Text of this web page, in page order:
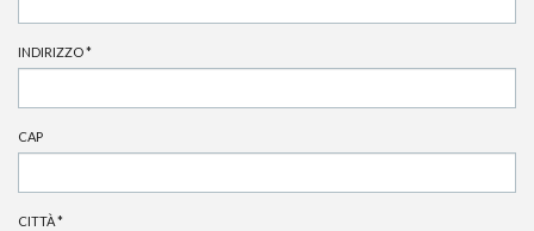
INDIRIZZO*
CAP
CITTÀ*